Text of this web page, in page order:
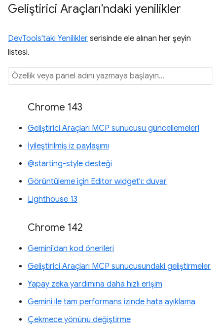
Geliştirici Araçları'ndaki yenilikler
DevTools'taki Yenilikler serisinde ele alınan her şeyin
listesi.
Chrome 143
Geliştirici Araçları MCP sunucusu güncellemeleri
İyileştirilmiş iz paylaşımı
@starting-style desteği
Görüntüleme için Editor widget'ı: duvar
Lighthouse 13
Chrome 142
Gemini'dan kod önerileri
Geliştirici Araçları MCP sunucusundaki geliştirmeler
Yapay zeka yardımına daha hızlı erişim
Gemini ile tam performans izinde hata ayıklama
Çekmece yönünü değiştirme